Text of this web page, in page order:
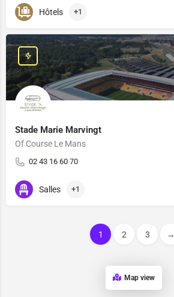
Hôtels +1
Stade Marie Marvingt
Of Course Le Mans
02 43 16 60 70
Salles +1
1 2 3 →
Map view